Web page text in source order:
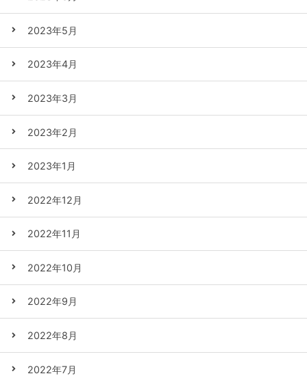
2023年5月
2023年4月
2023年3月
2023年2月
2023年1月
2022年12月
2022年11月
2022年10月
2022年9月
2022年8月
2022年7月